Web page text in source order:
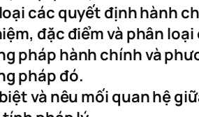
các quyết định hành
đặc điểm và phân
pháp hành chính và
pháp đó.
và nêu mối quan hệ